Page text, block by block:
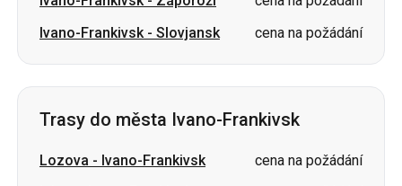
Trasy do města Ivano-Frankivsk
Lozova-Ivano-Frankivsk
cena na požádání
Kropyvnyckyj-Ivano-Frankivsk
cena na požádání
Berehove-Ivano-Frankivsk
cena na požádání